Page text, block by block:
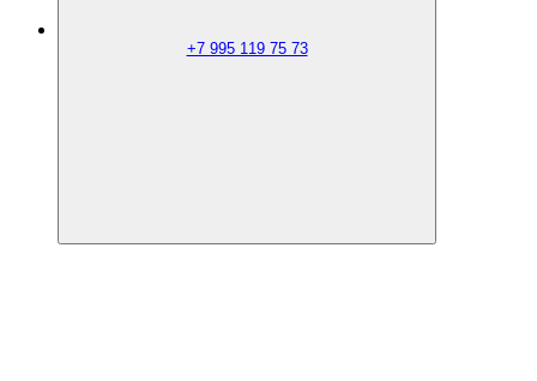
+7 995 119 75 73